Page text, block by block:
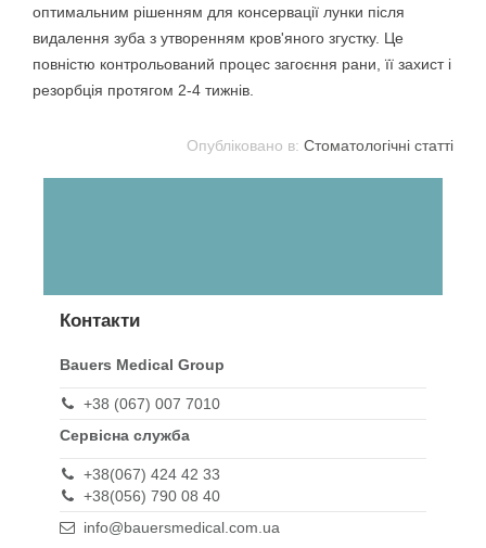
оптимальним рішенням для консервації лунки після
видалення зуба з утворенням кров'яного згустку. Це
повністю контрольований процес загоєння рани, її захист і
резорбція протягом 2-4 тижнів.
Опубліковано в: Стоматологічні статті
Контакти
Bauers Medical Group
+38 (067) 007 7010
Сервісна служба
+38(067) 424 42 33
+38(056) 790 08 40
info@bauersmedical.com.ua